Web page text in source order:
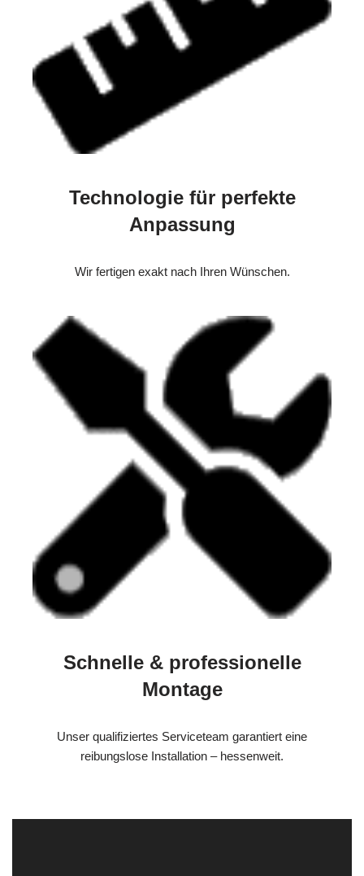
Technologie für perfekte
Anpassung
Wir fertigen exakt nach Ihren Wünschen.
Schnelle & professionelle
Montage
Unser qualifiziertes Serviceteam garantiert eine
reibungslose Installation – hessenweit.